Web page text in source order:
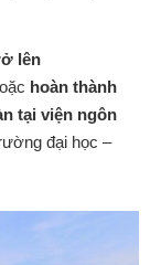
lên
hoàn thành
tại viện ngôn
đại học –